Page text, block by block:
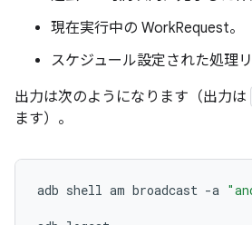
現在実行中の WorkRequest。
スケジュール設定された処理リ
出力は次のようになります（出力は
ます）。
adb shell am broadcast -a